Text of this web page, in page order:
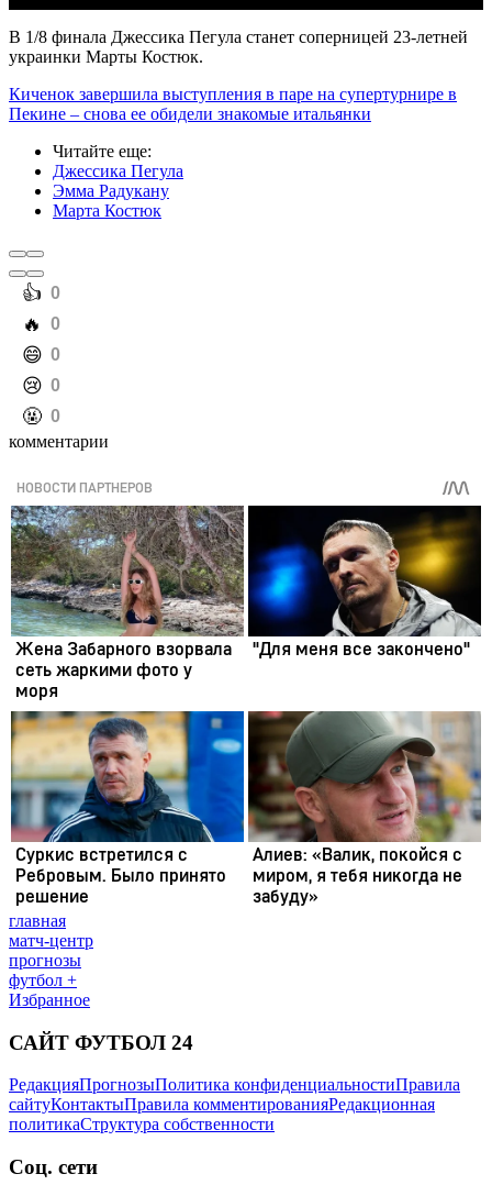
В 1/8 финала Джессика Пегула станет соперницей 23-летней
украинки Марты Костюк.
Киченок завершила выступления в паре на супертурнире в
Пекине – снова ее обидели знакомые итальянки
Читайте еще:
Джессика Пегула
Эмма Радукану
Марта Костюк
️👍 0
️🔥 0
️😄 0
️😢 0
️🤬 0
комментарии
главная
матч-центр
прогнозы
футбол +
Избранное
САЙТ ФУТБОЛ 24
РедакцияПрогнозыПолитика конфиденциальностиПравила
сайтуКонтактыПравила комментированияРедакционная
политикаСтруктура собственности
Соц. сети